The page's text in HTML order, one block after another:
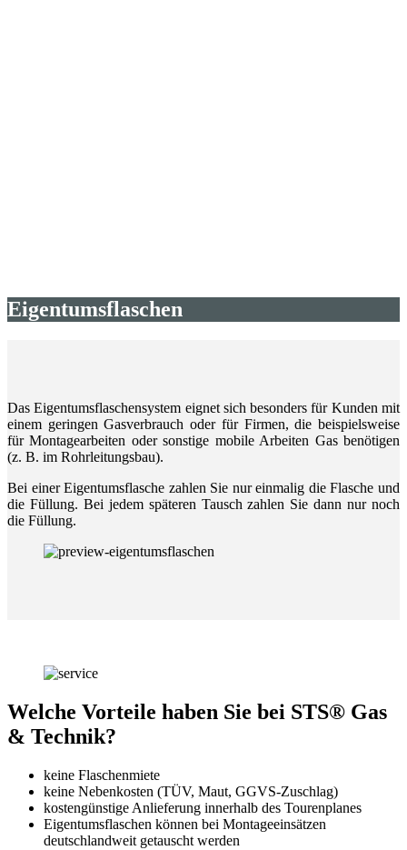
Eigentumsflaschen
Das Eigentumsflaschensystem eignet sich besonders für Kunden mit
einem geringen Gasverbrauch oder für Firmen, die beispielsweise
für Montagearbeiten oder sonstige mobile Arbeiten Gas benötigen
(z. B. im Rohrleitungsbau).
Bei einer Eigentumsflasche zahlen Sie nur einmalig die Flasche und
die Füllung. Bei jedem späteren Tausch zahlen Sie dann nur noch
die Füllung.
Welche Vorteile haben Sie bei STS® Gas
& Technik?
keine Flaschenmiete
keine Nebenkosten (TÜV, Maut, GGVS-Zuschlag)
kostengünstige Anlieferung innerhalb des Tourenplanes
Eigentumsflaschen können bei Montageeinsätzen
deutschlandweit getauscht werden